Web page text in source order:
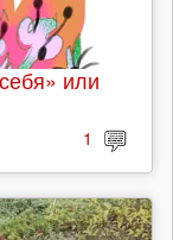
или
1